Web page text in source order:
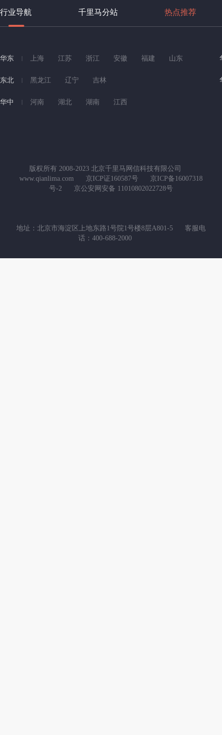
行业导航 千里马分站 热点推荐
华东 上海 江苏 浙江 安徽 福建 山东
东北 黑龙江 辽宁 吉林
华中 河南 湖北 湖南 江西
版权所有 2008-2023 北京千里马网信科技有限公司
www.qianlima.com
京ICP证160587号
京ICP备16007318
号-2
京公安网安备 11010802022728号
地址：北京市海淀区上地东路1号院1号楼8层A801-5
客服电
话：400-688-2000